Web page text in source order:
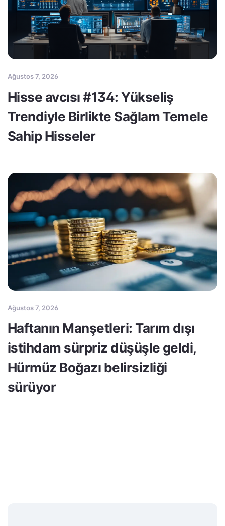
Ağustos 7, 2026
Hisse avcısı #134: Yükseliş
Trendiyle Birlikte Sağlam Temele
Sahip Hisseler
Ağustos 7, 2026
Haftanın Manşetleri: Tarım dışı
istihdam sürpriz düşüşle geldi,
Hürmüz Boğazı belirsizliği
sürüyor